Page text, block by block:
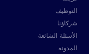
التوظيف
شركاؤنا
الأسئلة الشائعة
المدونة